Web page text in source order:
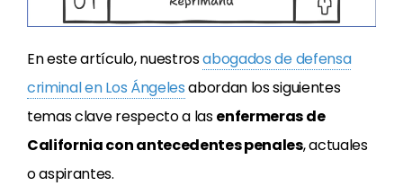
En este artículo, nuestrosabogados de defensa
criminal en Los Ángelesabordan los siguientes
temas clave respecto a lasenfermeras de
California con antecedentes penales, actuales
o aspirantes.